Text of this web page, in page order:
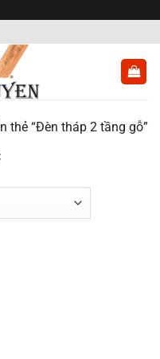
thẻ “Đèn tháp 2 tầng gỗ”